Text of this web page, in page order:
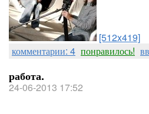
[512x419]
комментарии: 4 понравилось!
работа.
24-06-2013 17:52